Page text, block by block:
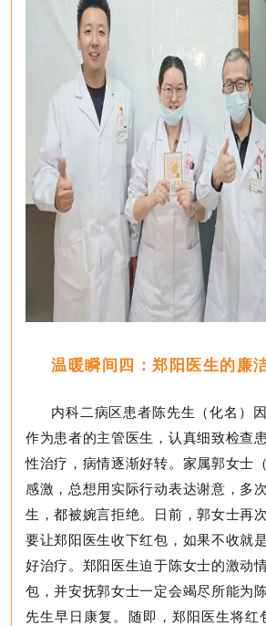
温暖瞬间四： 郑阳医生的廉
内科二病区患者陈先生（化名）
作为患者的主管医生，认真细致检查
性治疗，病情逐渐好转。 家属郭女士
感激，总想用实际行动表达谢意，多
生，都被婉言拒绝。 日前，郭女士再
要让郑阳医生收下红包，如果不收就
好治疗。郑阳医生迫于陈女士的激动
包，并安抚郭女士一定会竭尽所能为
先生早日康复。随即，郑阳医生将红